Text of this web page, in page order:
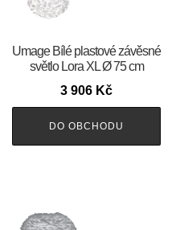
Umage Bílé plastové závěsné
světlo Lora XL Ø 75 cm
3 906 Kč
DO OBCHODU